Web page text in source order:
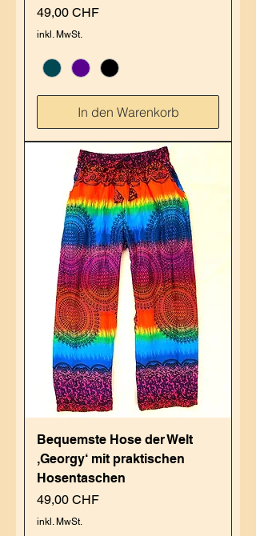
Preis
49,00 CHF
inkl. MwSt.
In den Warenkorb
Bequemste Hose der Welt
,Georgy‘ mit praktischen
Hosentaschen
Preis
49,00 CHF
inkl. MwSt.